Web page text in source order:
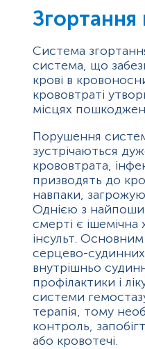
Згортання
Система
система, що
крові в
крововтраті
місцях
Порушення
зустрічаються
крововтрата,
призводять до
навпаки,
Однією з
смерті є
інсульт.
серцево-
внутрішньо
профілактики і
системи
терапія, тому
контроль,
або кровотечі.